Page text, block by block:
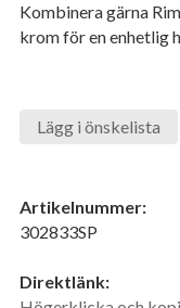
Kombinera gärna
krom för en enhetlig
Lägg i önskelista
Artikelnummer:
302833SP
Direktlänk: